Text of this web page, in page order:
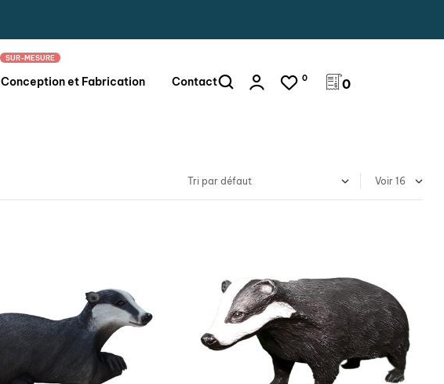
Conception et Fabrication
SUR-MESURE
Contact 0 0
Voir